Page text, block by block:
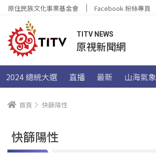
原住民族文化事業基金會 Facebook 粉絲專頁
TITV NEWS
原視新聞網
2024 總統大選 直播 最新 山海氣象
首頁 快篩陽性
快篩陽性